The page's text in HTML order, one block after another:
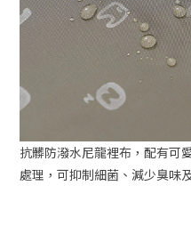
抗髒防潑水尼龍裡布，配有可
處理，可抑制細菌、減少臭味